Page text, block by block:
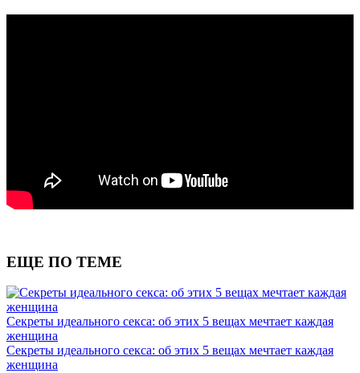
ЕЩЕ ПО ТЕМЕ
Секреты идеального секса: об этих 5 вещах мечтает каждая
женщина
Секреты идеального секса: об этих 5 вещах мечтает каждая
женщина